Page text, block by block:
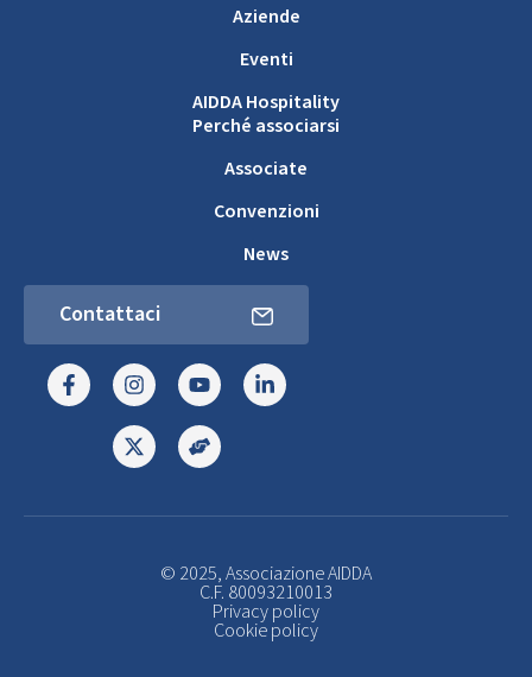
Aziende
Eventi
AIDDA Hospitality
Perché associarsi
Associate
Convenzioni
News
Contattaci
© 2025, Associazione AIDDA
C.F. 80093210013
Privacy policy
Cookie policy